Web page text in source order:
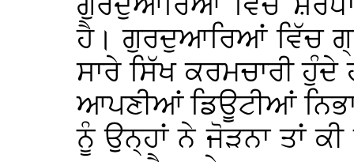
ਹੈ। ਗੁਰਦੁਆਰਿਆਂ ਵਿੱਚ
ਸਾਰੇ ਸਿੱਖ ਕਰਮਚਾਰੀ
ਆਪਣੀਆਂ ਡਿਊਟੀਆਂ
ਨੂੰ ਉਨ੍ਹਾਂ ਨੇ ਜੋੜਨਾ ਤਾਂ